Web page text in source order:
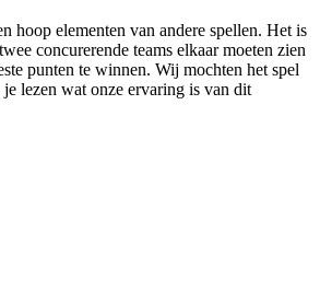
hoop elementen van andere spellen. Het is
concurerende teams elkaar moeten zien
punten te winnen. Wij mochten het spel
lezen wat onze ervaring is van dit